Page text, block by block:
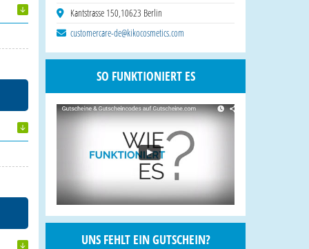
Kantstrasse 150,10623 Berlin
customercare-de@kikocosmetics.com
SO FUNKTIONIERT ES
UNS FEHLT EIN GUTSCHEIN?